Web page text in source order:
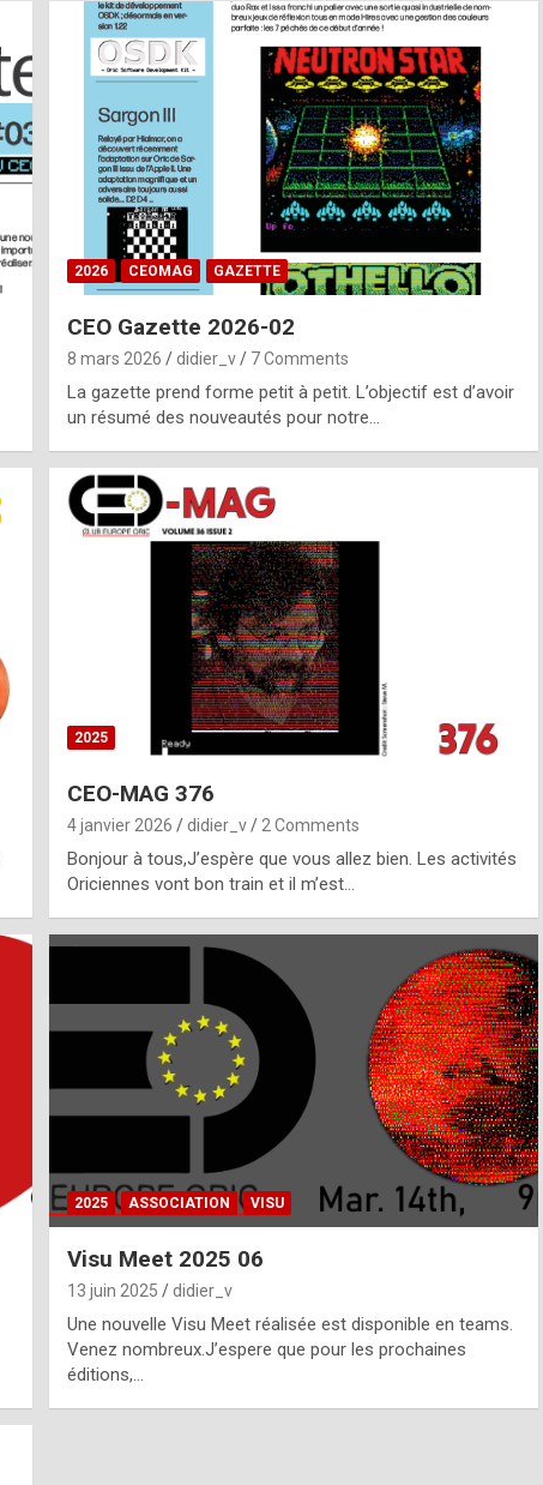
2026 CEOMAG GAZETTE
CEO Gazette 2026-02
8 mars 2026 didier_v 7 Comments
La gazette prend forme petit à petit. L’objectif est d’avoir
un résumé des nouveautés pour notre…
2025
CEO-MAG 376
4 janvier 2026 didier_v 2 Comments
Bonjour à tous,J’espère que vous allez bien. Les activités
Oriciennes vont bon train et il m’est…
2025 ASSOCIATION VISU
Visu Meet 2025 06
13 juin 2025 didier_v
Une nouvelle Visu Meet réalisée est disponible en teams.
Venez nombreux.J’espere que pour les prochaines
éditions,…